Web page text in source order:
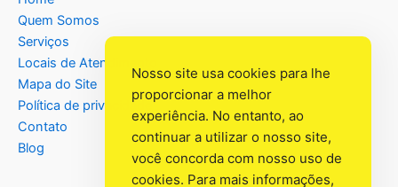
Quem Somos
Serviços
Locais de Atendimento
Mapa do Site
Política de privacidade
Contato
Blog
Nosso site usa cookies para lhe
proporcionar a melhor
experiência. No entanto, ao
continuar a utilizar o nosso site,
você concorda com nosso uso de
cookies. Para mais informações,